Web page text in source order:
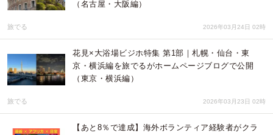
（名古屋・大阪編）
旅でる 2026年03月24日 02時
花見×大浴場ビジホ特集 第1部｜札幌・仙台・東
京・横浜編を旅でるがホームページブログで公開
（東京・横浜編）
旅でる 2026年03月23日 02時
【あと8％で達成】海外ボランティア経験者がクラ